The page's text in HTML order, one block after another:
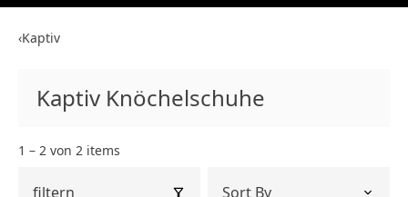
‹Kaptiv
Kaptiv Knöchelschuhe
1 – 2 von 2 items
filtern